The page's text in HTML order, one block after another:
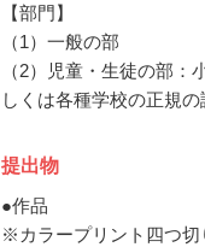
【部門】
（1）一般の部
（2）児童・生徒の部
しくは各種学校の正規
提出物
●作品
※カラープリント四つ切